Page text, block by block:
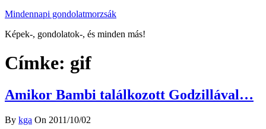
Mindennapi gondolatmorzsák
Képek-, gondolatok-, és minden más!
Címke: gif
Amikor Bambi találkozott Godzillával…
By kga On 2011/10/02